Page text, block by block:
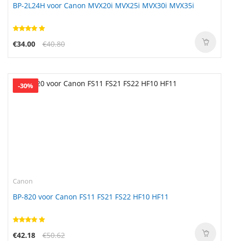
BP-2L24H voor Canon MVX20i MVX25i MVX30i MVX35i
€34.00 €40.80
-30%
Canon
BP-820 voor Canon FS11 FS21 FS22 HF10 HF11
€42.18 €50.62